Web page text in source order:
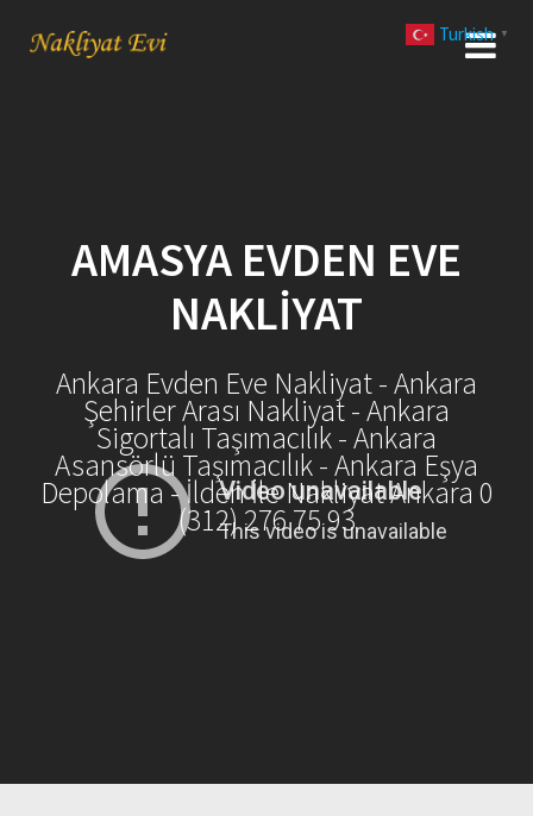
AMASYA EVDEN EVE
NAKLIYAT
Ankara Evden Eve Nakliyat - Ankara
Şehirler Arası Nakliyat - Ankara
Sigortalı Taşımacılık - Ankara
Asansörlü Taşımacılık - Ankara Eşya
Depolama - İlden İle Nakliyat Ankara 0
(312) 276 75 93
Turkish ▼